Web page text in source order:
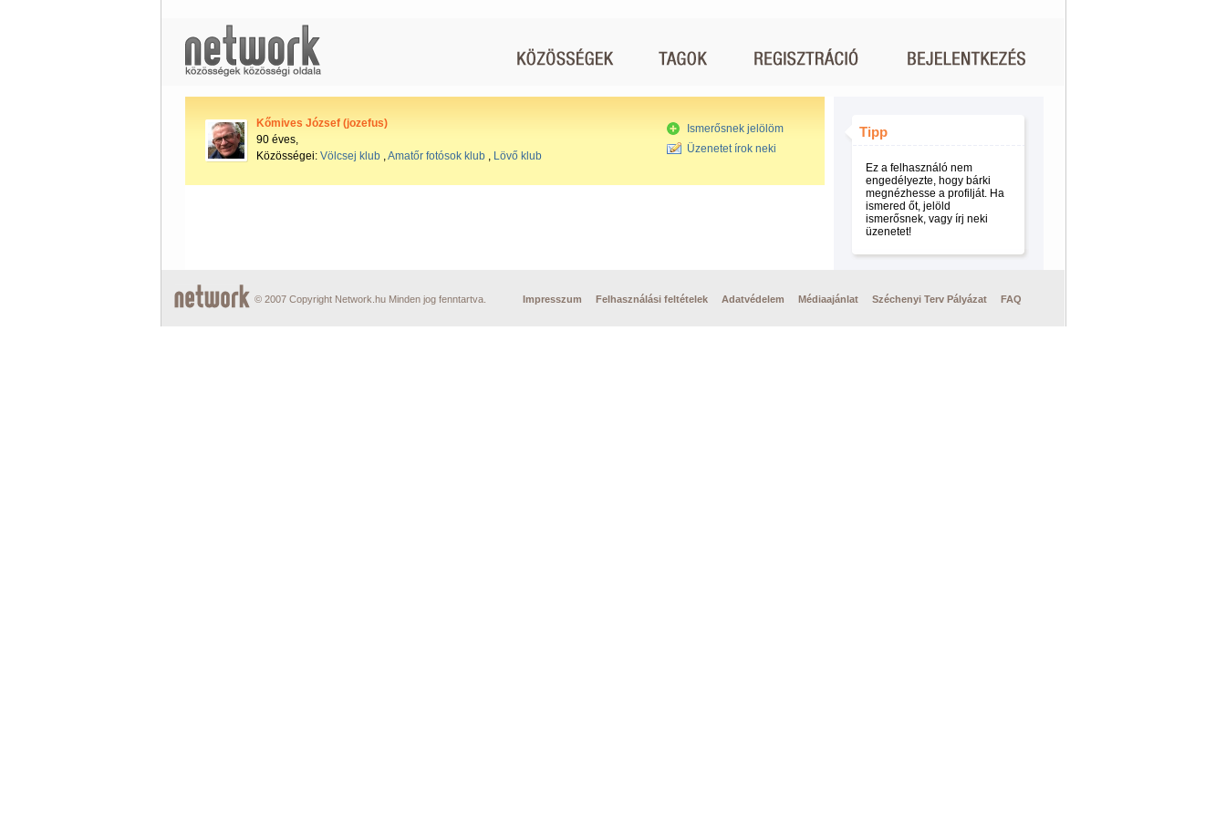
Kőmives József (jozefus)
90 éves,
Közösségei: Völcsej klub,Amatőr fotósok klub, Lövő klub
Ismerősnek jelölöm
Üzenetet írok neki
Tipp
Ez a felhasználó nem
engedélyezte, hogy bárki
megnézhesse a profilját. Ha
ismered őt, jelöld
ismerősnek, vagy írj neki
üzenetet!
© 2007 Copyright Network.hu Minden jog fenntartva. Impresszum Felhasználási feltételek Adatvédelem Médiaajánlat Széchenyi Terv Pályázat FAQ